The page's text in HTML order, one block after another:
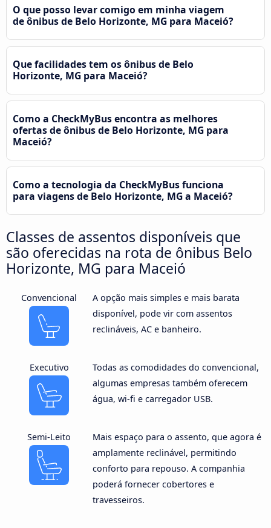
O que posso levar comigo em minha viagem
de ônibus de Belo Horizonte, MG para Maceió?
Que facilidades tem os ônibus de Belo
Horizonte, MG para Maceió?
Como a CheckMyBus encontra as melhores
ofertas de ônibus de Belo Horizonte, MG para
Maceió?
Como a tecnologia da CheckMyBus funciona
para viagens de Belo Horizonte, MG a Maceió?
Classes de assentos disponíveis que
são oferecidas na rota de ônibus Belo
Horizonte, MG para Maceió
Convencional
A opção mais simples e mais barata
disponível, pode vir com assentos
reclináveis, AC e banheiro.
Executivo
Todas as comodidades do convencional,
algumas empresas também oferecem
água, wi-fi e carregador USB.
Semi-Leito
Mais espaço para o assento, que agora é
amplamente reclinável, permitindo
conforto para repouso. A companhia
poderá fornecer cobertores e
travesseiros.